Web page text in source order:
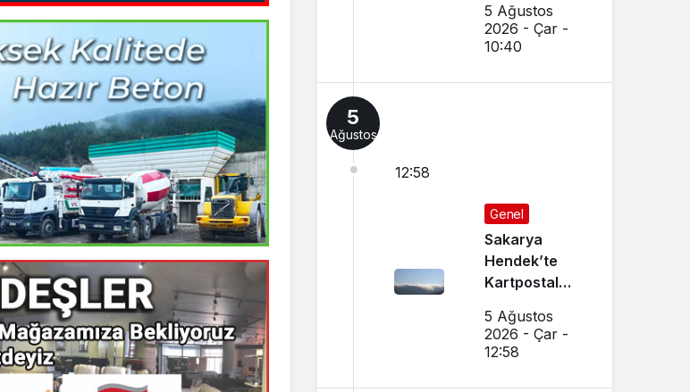
Esnaf
Hayatını
5 Ağustos
2026 - Çar -
10:40
5
Ağustos
12:58
Genel
Sakarya
Hendek’te
Kartpostal
Büyüledi
5 Ağustos
2026 - Çar -
12:58